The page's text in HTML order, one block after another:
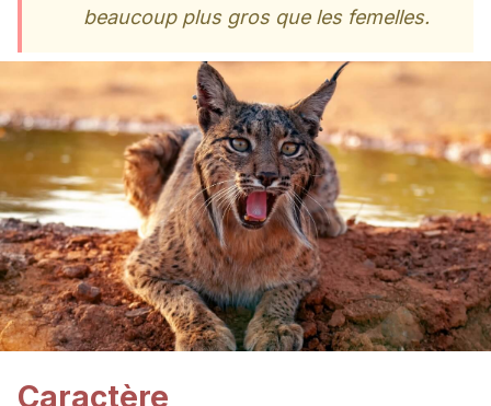
beaucoup plus gros que les femelles.
Caractère